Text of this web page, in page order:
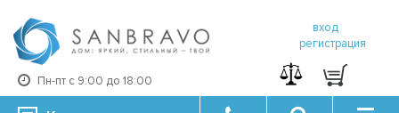
Пн-пт с 9:00 до 18:00
вход
регистрация